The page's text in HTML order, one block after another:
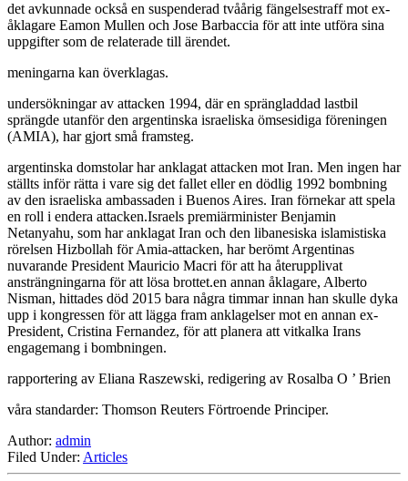
det avkunnade också en suspenderad tvåårig fängelsestraff mot ex-
åklagare Eamon Mullen och Jose Barbaccia för att inte utföra sina
uppgifter som de relaterade till ärendet.
meningarna kan överklagas.
undersökningar av attacken 1994, där en sprängladdad lastbil
sprängde utanför den argentinska israeliska ömsesidiga föreningen
(AMIA), har gjort små framsteg.
argentinska domstolar har anklagat attacken mot Iran. Men ingen har
ställts inför rätta i vare sig det fallet eller en dödlig 1992 bombning
av den israeliska ambassaden i Buenos Aires. Iran förnekar att spela
en roll i endera attacken.Israels premiärminister Benjamin
Netanyahu, som har anklagat Iran och den libanesiska islamistiska
rörelsen Hizbollah för Amia-attacken, har berömt Argentinas
nuvarande President Mauricio Macri för att ha återupplivat
ansträngningarna för att lösa brottet.en annan åklagare, Alberto
Nisman, hittades död 2015 bara några timmar innan han skulle dyka
upp i kongressen för att lägga fram anklagelser mot en annan ex-
President, Cristina Fernandez, för att planera att vitkalka Irans
engagemang i bombningen.
rapportering av Eliana Raszewski, redigering av Rosalba O ’ Brien
våra standarder: Thomson Reuters Förtroende Principer.
Author: admin
Filed Under: Articles